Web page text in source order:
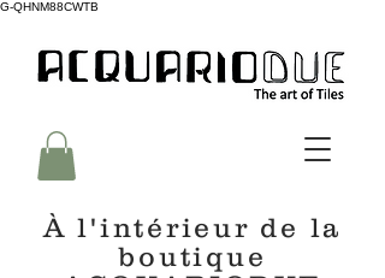
G-QHNM88CWTB
À l'intérieur de la
boutique